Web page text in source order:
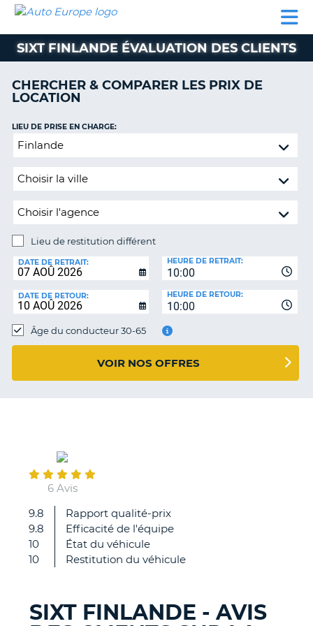
LOCATION
VOITURE
CAMPING-
CAR
CLIENT
AUTO
EUROPE
LOCATION
VOITURE
CAMPING-
CAR
PARTENAIRES
SUPPORT
CLIENT
COMPTE
MA
SIXT FINLANDE ÉVALUATION DES CLIENTS
CHERCHER & COMPARER LES PRIX DE
LOCATION
Lieu
restitution
LIEU DE PRISE EN CHARGE:
Lieu de restitution différent
DE
RESTITUTION:
DATE DE RETRAIT:
10:00
HEURE DE RETRAIT:
DATE DE RETOUR:
10:00
HEURE DE RETOUR:
Âge du conducteur 30-65
VOIR NOS OFFRES
6 Avis
9.8
9.8
10
10
Rapport qualité-prix
Efficacité de l'équipe
État du véhicule
Restitution du véhicule
Un
excellent
accueil
ce
SIXT FINLANDE - AVIS